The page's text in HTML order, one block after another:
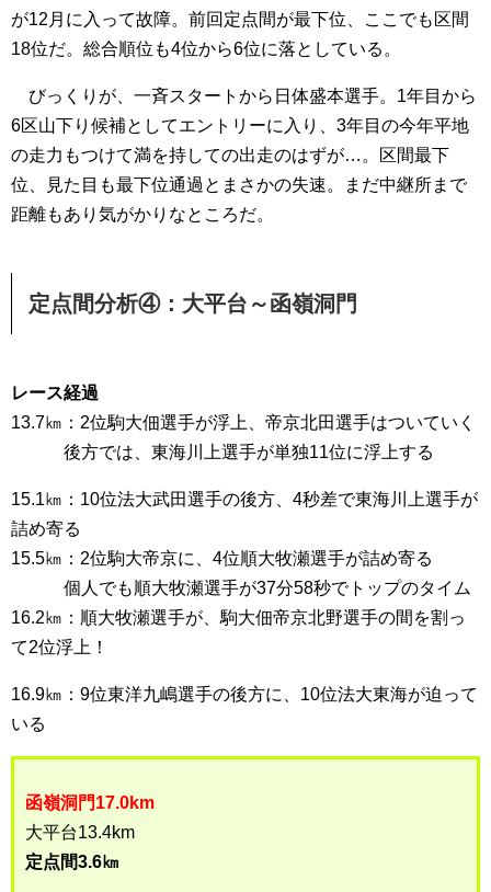
が12月に入って故障。前回定点間が最下位、ここでも区間
18位だ。総合順位も4位から6位に落としている。
びっくりが、一斉スタートから日体盛本選手。1年目から
6区山下り候補としてエントリーに入り、3年目の今年平地
の走力もつけて満を持しての出走のはずが…。区間最下
位、見た目も最下位通過とまさかの失速。まだ中継所まで
距離もあり気がかりなところだ。
定点間分析④：大平台～函嶺洞門
レース経過
13.7㎞：2位駒大佃選手が浮上、帝京北田選手はついていく
後方では、東海川上選手が単独11位に浮上する
15.1㎞：10位法大武田選手の後方、4秒差で東海川上選手が
詰め寄る
15.5㎞：2位駒大帝京に、4位順大牧瀬選手が詰め寄る
個人でも順大牧瀬選手が37分58秒でトップのタイム
16.2㎞：順大牧瀬選手が、駒大佃帝京北野選手の間を割っ
て2位浮上！
16.9㎞：9位東洋九嶋選手の後方に、10位法大東海が迫って
いる
函嶺洞門17.0km
大平台13.4km
定点間3.6㎞